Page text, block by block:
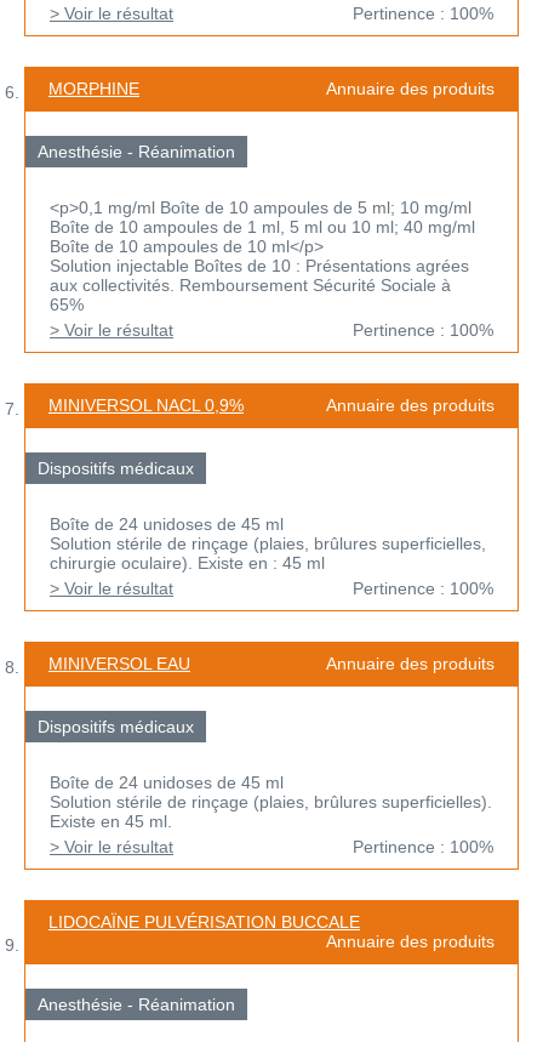
> Voir le résultat
Pertinence : 100%
MORPHINE Annuaire des produits
Anesthésie - Réanimation
<p>0,1 mg/ml Boîte de 10 ampoules de 5 ml; 10 mg/ml
Boîte de 10 ampoules de 1 ml, 5 ml ou 10 ml; 40 mg/ml
Boîte de 10 ampoules de 10 ml</p>
Solution injectable Boîtes de 10 : Présentations agrées
aux collectivités. Remboursement Sécurité Sociale à
65%
> Voir le résultat
Pertinence : 100%
MINIVERSOL NACL 0,9% Annuaire des produits
Dispositifs médicaux
Boîte de 24 unidoses de 45 ml
Solution stérile de rinçage (plaies, brûlures superficielles,
chirurgie oculaire). Existe en : 45 ml
> Voir le résultat
Pertinence : 100%
MINIVERSOL EAU Annuaire des produits
Dispositifs médicaux
Boîte de 24 unidoses de 45 ml
Solution stérile de rinçage (plaies, brûlures superficielles).
Existe en 45 ml.
> Voir le résultat
Pertinence : 100%
LIDOCAÏNE PULVÉRISATION BUCCALE
Annuaire des produits
Anesthésie - Réanimation